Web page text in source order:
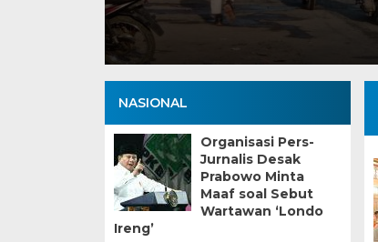
NASIONAL
Organisasi Pers-
Jurnalis Desak
Prabowo Minta
Maaf soal Sebut
Wartawan ‘Londo
Ireng’